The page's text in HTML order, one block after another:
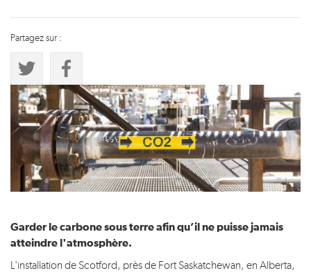
Partagez sur :
Garder le carbone sous terre afin qu’il ne puisse jamais
atteindre l'atmosphère.
L'installation de Scotford, près de Fort Saskatchewan, en Alberta,